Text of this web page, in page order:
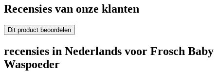
Recensies van onze klanten
Dit product beoordelen
recensies in Nederlands voor Frosch Baby
Waspoeder